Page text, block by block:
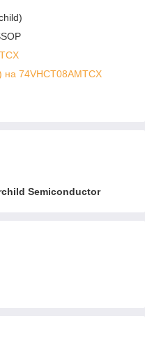
на 74VHCT08AMTCX
Semiconductor